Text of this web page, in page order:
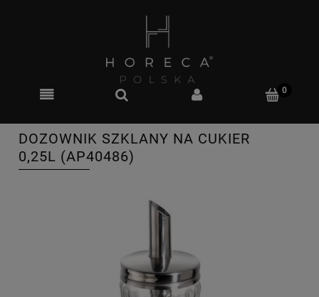
DOZOWNIK SZKLANY NA CUKIER
0,25L (AP40486)